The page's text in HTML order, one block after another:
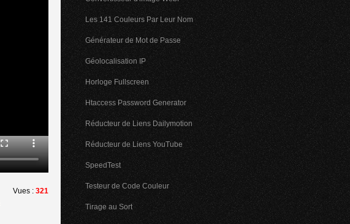
Vues : 321
Les 141 Couleurs Par Leur Nom
Générateur de Mot de Passe
Géolocalisation IP
Horloge Fullscreen
Htaccess Password Generator
Réducteur de Liens Dailymotion
Réducteur de Liens YouTube
SpeedTest
Testeur de Code Couleur
Tirage au Sort